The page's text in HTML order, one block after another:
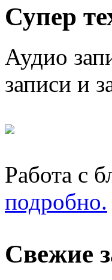
Супер
Аудио
записи и
Работа с
подробно.
Свежие